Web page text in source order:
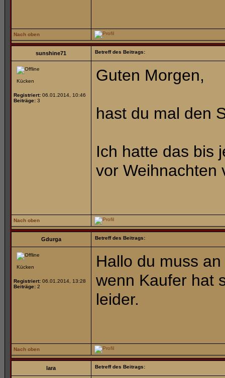
Nach oben
sunshine71 Betreff des Beitrags:
Kücken
Registriert:06.01.2014, 10:46
Beiträge:3
Guten Morgen,
hast du mal den
Ich hatte das bis
vor Weihnachten
Nach oben
Gdurga Betreff des Beitrags:
Kücken
Registriert:06.01.2014, 13:28
Beiträge:2
Hallo du muss
wenn Kaufer hat
leider.
Nach oben
lara Betreff des Beitrags: